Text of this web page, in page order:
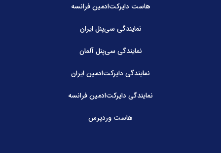
هاست دایرکت‌ادمین فرانسه
نمایندگی سی‌پنل ایران
نمایندگی سی‌پنل آلمان
نمایندگی دایرکت‌ادمین ایران
نمایندگی دایرکت‌ادمین فرانسه
هاست وردپرس